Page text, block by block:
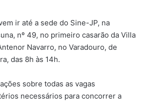
ir até a sede do Sine-JP, na
nº 49, no primeiro casarão da Villa
Navarro, no Varadouro, de
das 8h às 14h.
sobre todas as vagas
necessários para concorrer a